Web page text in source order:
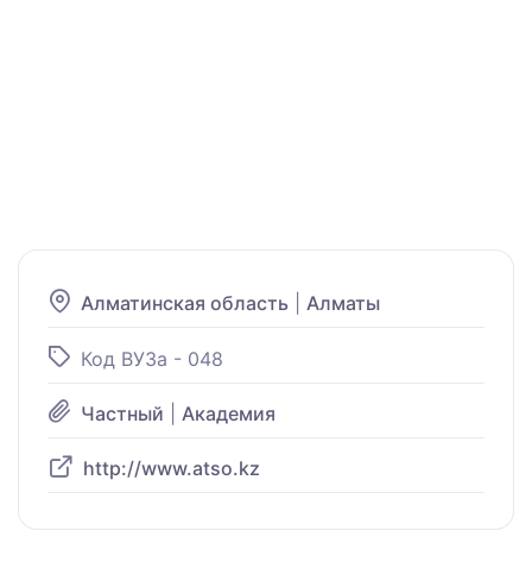
Алматинская область Алматы
Код ВУЗа - 048
Частный Академия
http://www.atso.kz